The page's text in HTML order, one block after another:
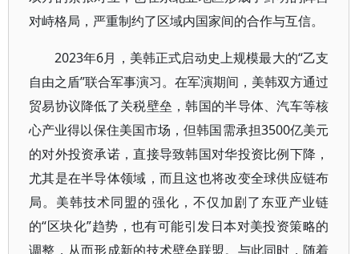
对峙格局，严重制约了区域内国家间的合作与互信。
2023年6月，美韩正式启动史上规模最大的“乙支
自由之盾”联合军事演习。在军演期间，美韩双方通过
贸易协议降低了关税壁垒，韩国的半导体、汽车等核
心产业得以保住美国市场，但韩国需承担3500亿美元
的对外投资承诺，直接导致韩国对华投资比例下降，
尤其是在半导体领域，而且这也将改变全球供应链布
局。美韩技术同盟的强化，不仅加剧了东亚产业链
的“区块化”趋势，也有可能引发日本对美投资策略的
调整，从而形成新的技术壁垒联盟。与此同时，随着